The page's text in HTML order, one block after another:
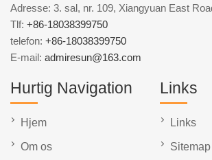
Adresse: 3. sal, nr. 109, Xiangyuan East
Tlf: +86-18038399750
telefon: +86-18038399750
E-mail: admiresun@163.com
Hurtig Navigation
Hjem
Om os
Links
Links
Sitemap